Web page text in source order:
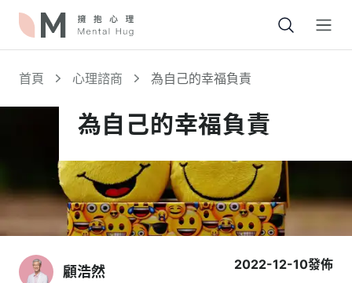
首頁 心理諮商 為自己的幸福負責
為自己的幸福負責
顧浩然 2022-12-10發佈